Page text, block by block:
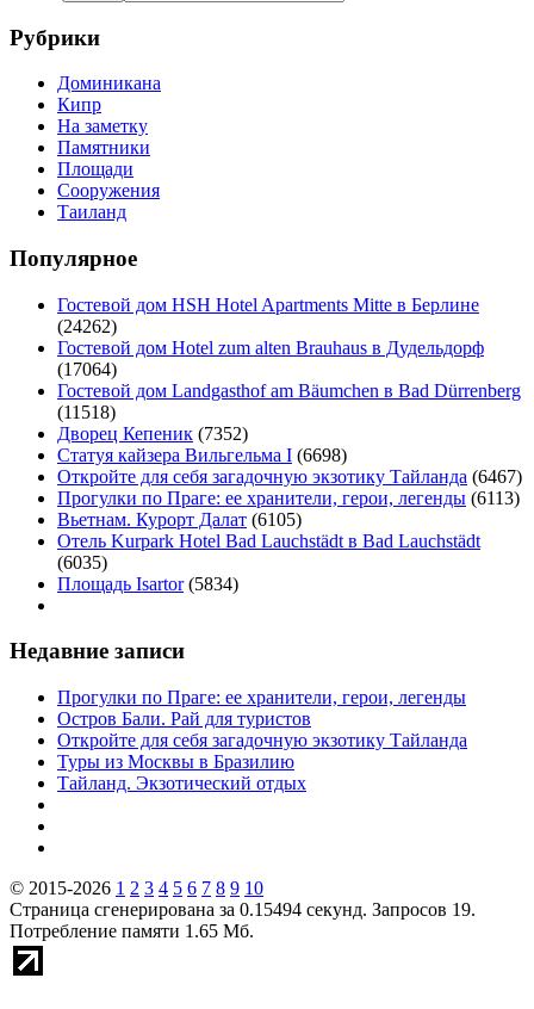
Рубрики
Доминикана
Кипр
На заметку
Памятники
Площади
Сооружения
Таиланд
Популярное
Гостевой дом HSH Hotel Apartments Mitte в Берлине
(24262)
Гостевой дом Hotel zum alten Brauhaus в Дудельдорф
(17064)
Гостевой дом Landgasthof am Bäumchen в Bad Dürrenberg
(11518)
Дворец Кепеник (7352)
Статуя кайзера Вильгельма I (6698)
Откройте для себя загадочную экзотику Тайланда (6467)
Прогулки по Праге: ее хранители, герои, легенды (6113)
Вьетнам. Курорт Далат (6105)
Отель Kurpark Hotel Bad Lauchstädt в Bad Lauchstädt
(6035)
Площадь Isartor(5834)
Недавние записи
Прогулки по Праге: ее хранители, герои, легенды
Остров Бали. Рай для туристов
Откройте для себя загадочную экзотику Тайланда
Туры из Москвы в Бразилию
Тайланд. Экзотический отдых
© 2015-2026 1 2 3 4 5 6 7 8 9 10
Страница сгенерирована за 0.15494 секунд. Запросов 19.
Потребление памяти 1.65 Мб.